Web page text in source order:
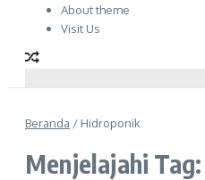
About theme
Visit Us
Beranda / Hidroponik
Menjelajahi